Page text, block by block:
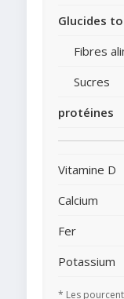
Glucides
Fibres
Sucres
protéines
Vitamine D
Calcium
Fer
Potassium
* Les